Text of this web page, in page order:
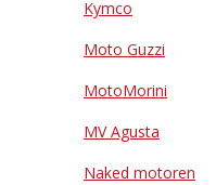
Kymco
Moto Guzzi
MotoMorini
MV Agusta
Naked motoren